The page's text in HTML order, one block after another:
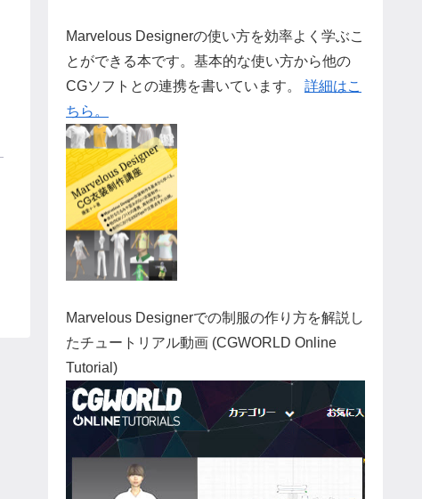
Marvelous Designerの使い方を効率よく学ぶこ
とができる本です。基本的な使い方から他の
CGソフトとの連携を書いています。 詳細はこ
ちら。
Marvelous Designerでの制服の作り方を解説し
たチュートリアル動画 (CGWORLD Online
Tutorial)